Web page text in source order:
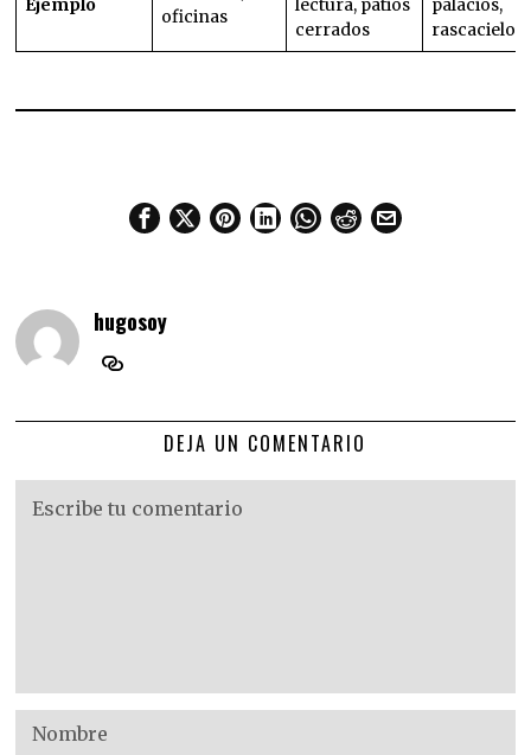
Ejemplo
oficinas
lectura, patios
cerrados
palacios,
rascacielos
hugosoy
DEJA UN COMENTARIO